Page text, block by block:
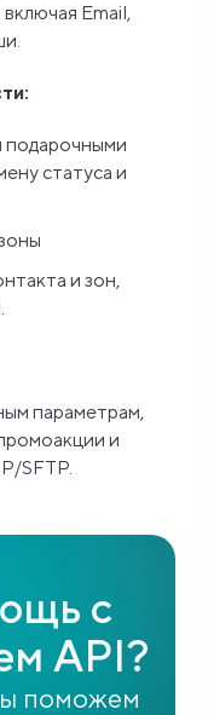
Email,
подарочными
статуса и
и зон,
параметрам,
и
SFTP.
с
API?
поможем